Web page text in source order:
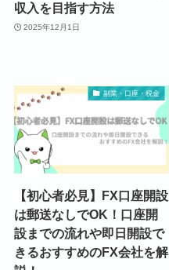
収入を目指す方法
2025年12月1日
副業・口座・税金
【初心者必見】FX口座開設
は郵送なしでOK！口座開
設までの流れや即日開設で
きるおすすめのFX会社を解